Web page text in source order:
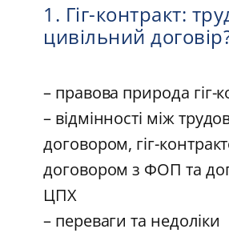
1. Гіг-контракт:
цивільний
– правова природа гіг-
– відмінності між
договором, гіг-
договором з ФОП та
ЦПХ
– переваги та недоліки